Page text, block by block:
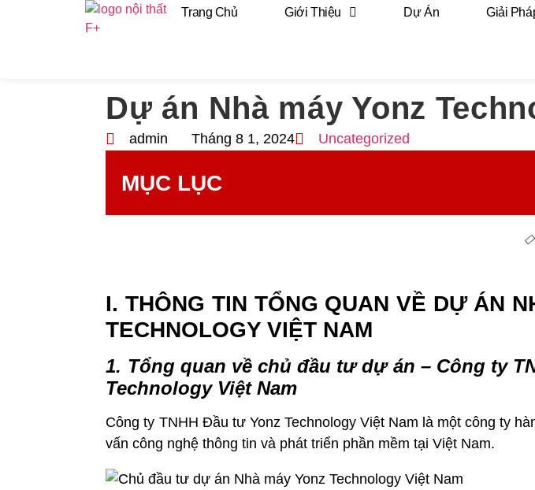
Trang Chủ Giới Thiệu Dự Án Giải
Dự án Nhà máy Yonz
admin Tháng 8 1, 2024 Uncategorized
MỤC LỤC
I. THÔNG TIN TỔNG QUAN VỀ DỰ ÁN
TECHNOLOGY VIỆT NAM
1. Tổng quan về chủ đầu tư dự án – Công ty
Technology Việt Nam
Công ty TNHH Đầu tư Yonz Technology Việt Nam là một công ty
vấn công nghệ thông tin và phát triển phần mềm tại Việt Nam.